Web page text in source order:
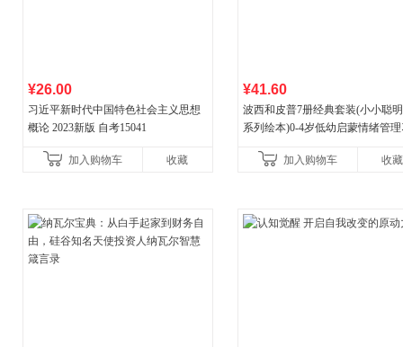
¥26.00
习近平新时代中国特色社会主义思想
概论 2023新版 自考15041
加入购物车 收藏
¥41.60
波西和皮普7册经典套装(小小聪
系列绘本)0-4岁低幼启蒙情绪管
养好品质，发现快
加入购物车 收藏